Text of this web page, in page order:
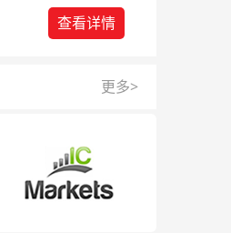
查看详情
更多>